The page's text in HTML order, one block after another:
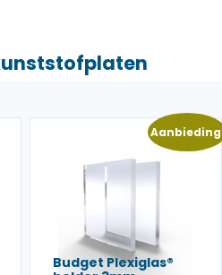
Budget Plexiglas®